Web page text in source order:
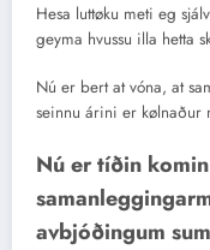
Hesa luttøku meti eg
geyma hvussu illa hetta
Nú er bert at vóna, at
seinnu árini er kølnaður
Nú er tíðin
avbjóðingum